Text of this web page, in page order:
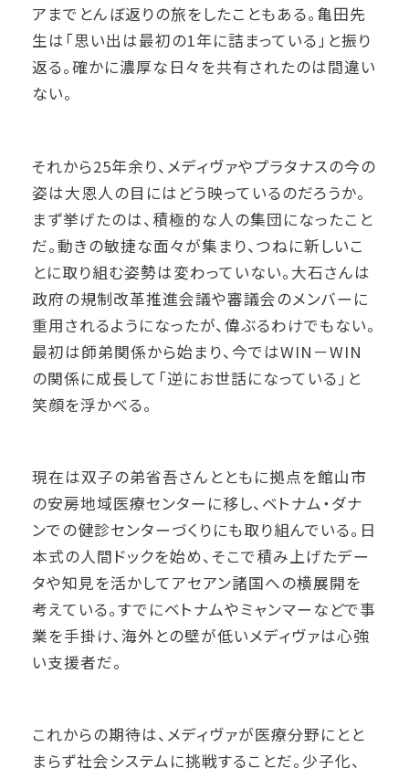
アまでとんぼ返りの旅をしたこともある。亀田先
生は「思い出は最初の1年に詰まっている」と振り
返る。確かに濃厚な日々を共有されたのは間違い
ない。
それから25年余り、メディヴァやプラタナスの今の
姿は大恩人の目にはどう映っているのだろうか。
まず挙げたのは、積極的な人の集団になったこと
だ。動きの敏捷な面々が集まり、つねに新しいこ
とに取り組む姿勢は変わっていない。大石さんは
政府の規制改革推進会議や審議会のメンバーに
重用されるようになったが、偉ぶるわけでもない。
最初は師弟関係から始まり、今ではWIN－WIN
の関係に成長して「逆にお世話になっている」と
笑顔を浮かべる。
現在は双子の弟省吾さんとともに拠点を館山市
の安房地域医療センターに移し、ベトナム・ダナ
ンでの健診センターづくりにも取り組んでいる。日
本式の人間ドックを始め、そこで積み上げたデー
タや知見を活かしてアセアン諸国への横展開を
考えている。すでにベトナムやミャンマーなどで事
業を手掛け、海外との壁が低いメディヴァは心強
い支援者だ。
これからの期待は、メディヴァが医療分野にとと
まらず社会システムに挑戦することだ。少子化、